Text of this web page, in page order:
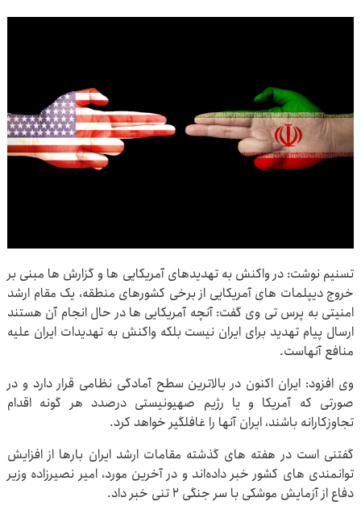
تسنیم نوشت: در واکنش به تهدیدهای آمریکایی ها و گزارش ها مبنی بر
خروج دیپلمات های آمریکایی از برخی کشورهای منطقه، یک مقام ارشد
امنیتی به پرس تی وی گفت: آنچه آمریکایی ها در حال انجام آن هستند
ارسال پیام تهدید برای ایران نیست بلکه واکنش به تهدیدات ایران علیه
منافع آنهاست.
وی افزود: ایران اکنون در بالاترین سطح آمادگی نظامی قرار دارد و در
صورتی که آمریکا و یا رژیم صهیونیستی درصدد هر گونه اقدام
تجاوزکارانه باشند، ایران آنها را غافلگیر خواهد کرد.
گفتنی است در هفته های گذشته مقامات ارشد ایران بارها از افزایش
توانمندی های کشور خبر داده‌اند و در آخرین مورد، امیر نصیرزاده وزیر
دفاع از آزمایش موشکی با سر جنگی ۲ تنی خبر داد.